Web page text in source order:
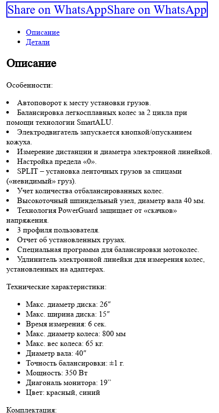
Share on WhatsAppShare on WhatsApp
Описание
Детали
Описание
Особенности:
Автоповорот к месту установки грузов.
Балансировка легкосплавных колес за 2 цикла при
помощи технологии SmartALU.
Электродвигатель запускается кнопкой/опусканием
кожуха.
Измерение дистанции и диаметра электронной линейкой.
Настройка предела «0».
SPLIT – установка ленточных грузов за спицами
(«невидимый» груз).
Учет количества отбалансированных колес.
Высокоточный шпиндельный узел, диаметр вала 40 мм.
Технология PowerGuard защищает от «скачков»
напряжения.
3 профиля пользователя.
Отчет об установленных грузах.
Специальная программа для балансировки мотоколес.
Удлинитель электронной линейки для измерения колес,
установленных на адаптерах.
Технические характеристики:
Макс. диаметр диска: 26″
Макс. ширина диска: 15″
Время измерения: 6 сек.
Макс. диаметр колеса: 800 мм
Макс. вес колеса: 65 кг.
Диаметр вала: 40″
Точность балансировки: ±1 г.
Мощность: 350 Вт
Диагональ монитора: 19”
Цвет: красный, синий
Комплектация: